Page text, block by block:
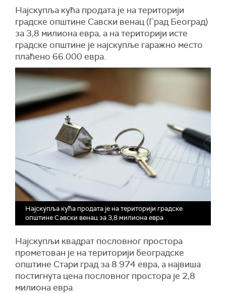
Најскупља кућа продата је на територији
градске општине Савски венац (Град Београд)
за 3,8 милиона евра, а на територији исте
градске општине је најскупље гаражно место
плаћено 66.000 евра.
Најскупља кућа продата је на територији градске
општине Савски венац за 3,8 милиона евра
Најскупљи квадрат пословног простора
прометован је на територији београдске
општине Стари град за 8.974 евра, а највиша
постигнута цена пословног простора је 2,8
милиона евра.